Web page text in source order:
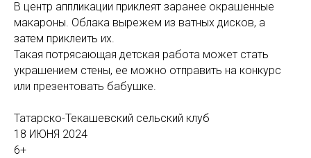
В центр аппликации приклеят заранее окрашенные
макароны. Облака вырежем из ватных дисков, а
затем приклеить их.
Такая потрясающая детская работа может стать
украшением стены, ее можно отправить на конкурс
или презентовать бабушке.
Татарско-Текашевский сельский клуб
18 ИЮНЯ 2024
6+